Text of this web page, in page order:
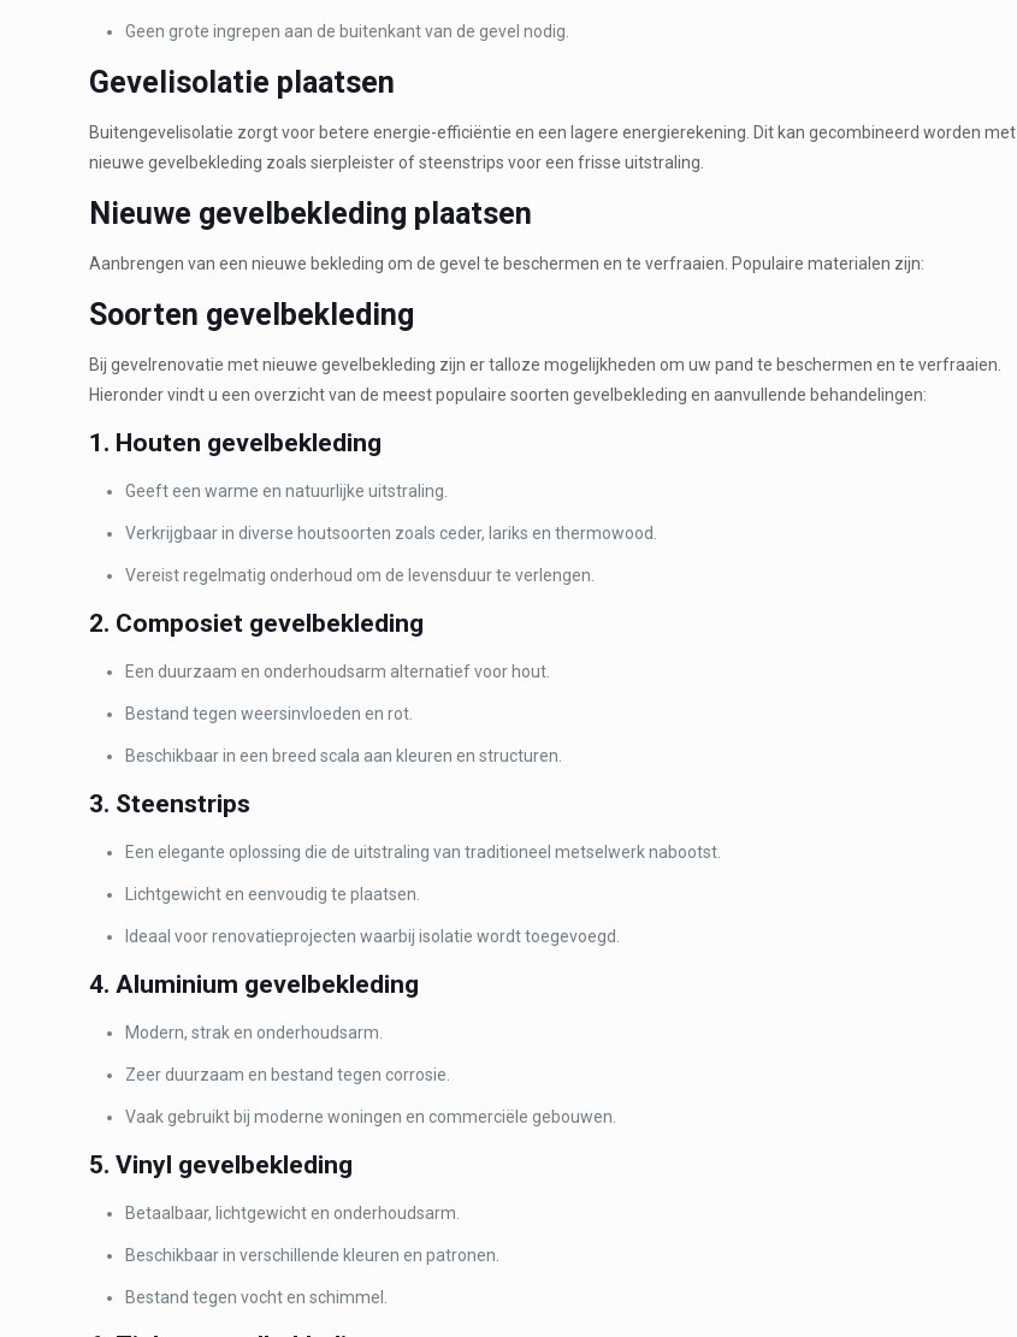
Geen grote ingrepen aan de buitenkant van de gevel nodig.
Gevelisolatie plaatsen
Buitengevelisolatie zorgt voor betere energie-efficiëntie en een lagere energierekening. Dit kan gecombineerd worden met
nieuwe gevelbekleding zoals sierpleister of steenstrips voor een frisse uitstraling.
Nieuwe gevelbekleding plaatsen
Aanbrengen van een nieuwe bekleding om de gevel te beschermen en te verfraaien. Populaire materialen zijn:
Soorten gevelbekleding
Bij gevelrenovatie met nieuwe gevelbekleding zijn er talloze mogelijkheden om uw pand te beschermen en te verfraaien.
Hieronder vindt u een overzicht van de meest populaire soorten gevelbekleding en aanvullende behandelingen:
1. Houten gevelbekleding
Geeft een warme en natuurlijke uitstraling.
Verkrijgbaar in diverse houtsoorten zoals ceder, lariks en thermowood.
Vereist regelmatig onderhoud om de levensduur te verlengen.
2. Composiet gevelbekleding
Een duurzaam en onderhoudsarm alternatief voor hout.
Bestand tegen weersinvloeden en rot.
Beschikbaar in een breed scala aan kleuren en structuren.
3. Steenstrips
Een elegante oplossing die de uitstraling van traditioneel metselwerk nabootst.
Lichtgewicht en eenvoudig te plaatsen.
Ideaal voor renovatieprojecten waarbij isolatie wordt toegevoegd.
4. Aluminium gevelbekleding
Modern, strak en onderhoudsarm.
Zeer duurzaam en bestand tegen corrosie.
Vaak gebruikt bij moderne woningen en commerciële gebouwen.
5. Vinyl gevelbekleding
Betaalbaar, lichtgewicht en onderhoudsarm.
Beschikbaar in verschillende kleuren en patronen.
Bestand tegen vocht en schimmel.